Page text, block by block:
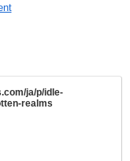
ja/p/idle-
realms